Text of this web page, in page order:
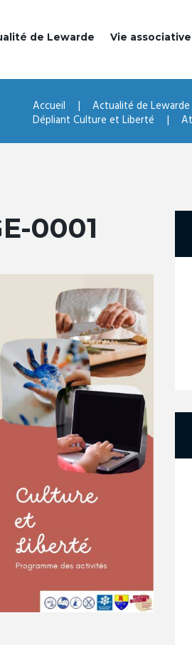
de Lewarde Vie associative
Accueil Actualité de Lewarde
Dépliant Culture et Liberté
0001